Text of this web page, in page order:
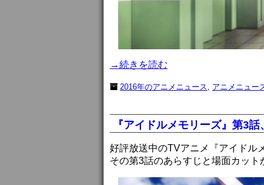
→続きを読む
2016年のアニメニュース アニメニュー
『アイドルメモリーズ』第3
好評放送中のTVアニメ『アイドル
その第3話のあらすじと場面カット